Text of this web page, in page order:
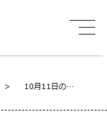
> 10月11日のお